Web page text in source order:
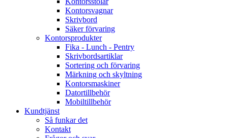
Kontorsvagnar
Skrivbord
Säker förvaring
Kontorsprodukter
Fika - Lunch - Pentry
Skrivbordsartiklar
Sortering och förvaring
Märkning och skyltning
Kontorsmaskiner
Datortillbehör
Mobiltillbehör
Kundtjänst
Så funkar det
Kontakt